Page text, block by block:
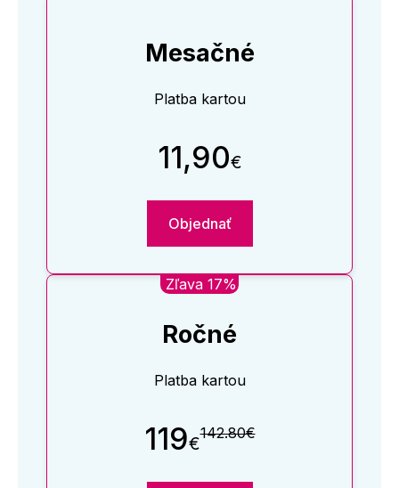
Mesačné
Platba kartou
11,90€
Objednať
Zľava 17%
Ročné
Platba kartou
119€142.80€